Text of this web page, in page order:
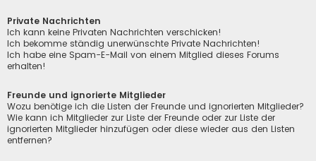
Private Nachrichten
Ich kann keine Privaten Nachrichten verschicken!
Ich bekomme ständig unerwünschte Private Nachrichten!
Ich habe eine Spam-E-Mail von einem Mitglied dieses Forums
erhalten!
Freunde und ignorierte Mitglieder
Wozu benötige ich die Listen der Freunde und ignorierten Mitglieder?
Wie kann ich Mitglieder zur Liste der Freunde oder zur Liste der
ignorierten Mitglieder hinzufügen oder diese wieder aus den Listen
entfernen?